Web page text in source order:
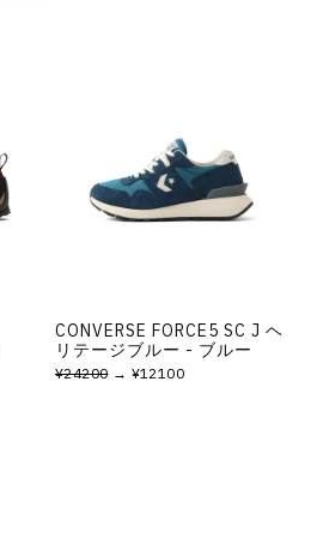
CONVERSE FORCE5 SC J ヘ
リテージブルー - ブルー
¥24200→ ¥12100